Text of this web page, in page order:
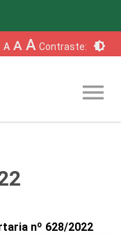
A A A Contraste: brightness_6
menu
nº 628/2022